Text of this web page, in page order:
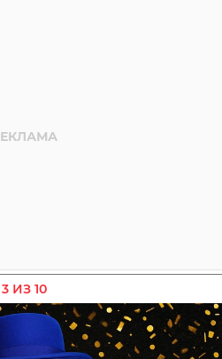
3 ИЗ 10